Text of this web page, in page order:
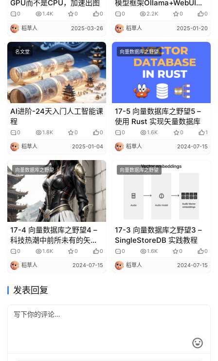
GPU而不是CPU，加速出图
0 1.4K 0 0
稻草人 2025-03-26
模型框架Ollama+WebUI
Lite
0 2.2K 0 0
稻草人 2025-01-20
名文堂
AI进阶-24天入门人工智能课
程
0 1.8K 0 0
稻草人 2025-01-04
向量数据库之野望
17-5 向量数据库之野望5 –
使用 Rust 实现矢量数据库
0 1.6K 0 1
稻草人 2024-07-15
向量数据库之野望
17-4 向量数据库之野望4 –
科技热潮中前所未有的矢量
数据库
0 1.6K 0 0
稻草人 2024-07-15
向量数据库之野望
17-3 向量数据库之野望3 –
SingleStoreDB 实践教程
0 1.6K 0 0
稻草人 2024-07-15
发表回复